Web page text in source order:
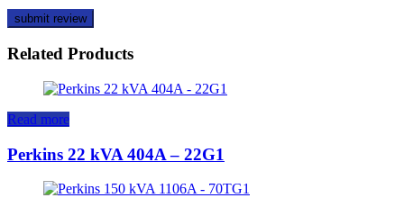
Related Products
Read more
Perkins 22 kVA 404A – 22G1